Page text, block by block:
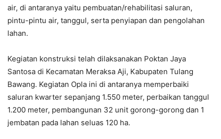
air, di antaranya yaitu pembuatan/rehabilitasi saluran,
pintu-pintu air, tanggul, serta penyiapan dan pengolahan
lahan.
Kegiatan konstruksi telah dilaksanakan Poktan Jaya
Santosa di Kecamatan Meraksa Aji, Kabupaten Tulang
Bawang. Kegiatan Opla ini di antaranya memperbaiki
saluran kwarter sepanjang 1.550 meter, perbaikan tanggul
1.200 meter, pembangunan 32 unit gorong-gorong dan 1
jembatan pada lahan seluas 120 ha.